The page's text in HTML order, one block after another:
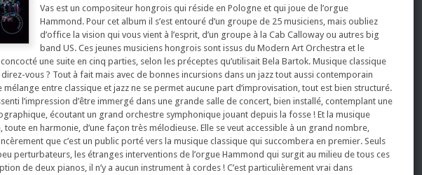
Vas est un compositeur hongrois qui réside en Pologne et qui joue de l’orgue
Hammond. Pour cet album il s’est entouré d’un groupe de 25 musiciens, mais oubliez
d’office la vision qui vous vient à l’esprit, d’un groupe à la Cab Calloway ou autres big
band US. Ces jeunes musiciens hongrois sont issus du Modern Art Orchestra et le
une suite en cinq parties, selon les préceptes qu’utilisait Bela Bartok. Musique classique
vous ? Tout à fait mais avec de bonnes incursions dans un jazz tout aussi contemporain
mélange entre classique et jazz ne se permet aucune part d’improvisation, tout est bien structuré.
l’impression d’être immergé dans une grande salle de concert, bien installé, contemplant une
écoutant un grand orchestre symphonique jouant depuis la fosse ! Et la musique
toute en harmonie, d’une façon très mélodieuse. Elle se veut accessible à un grand nombre,
que c’est un public porté vers la musique classique qui succombera en premier. Seuls
perturbateurs, les étranges interventions de l’orgue Hammond qui surgit au milieu de tous ces
de deux pianos, il n’y a aucun instrument à cordes ! C’est particulièrement vrai dans